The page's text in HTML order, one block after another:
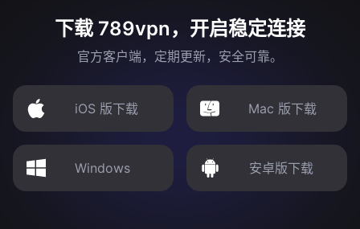
下载 789vpn，开启稳定连接
官方客户端，定期更新，安全可靠。
iOS 版下载 Mac 版下载
Windows 安卓版下载